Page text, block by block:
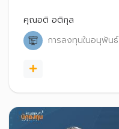
คุณอติ อติกุล
การลงทุนในอนุพันธ์